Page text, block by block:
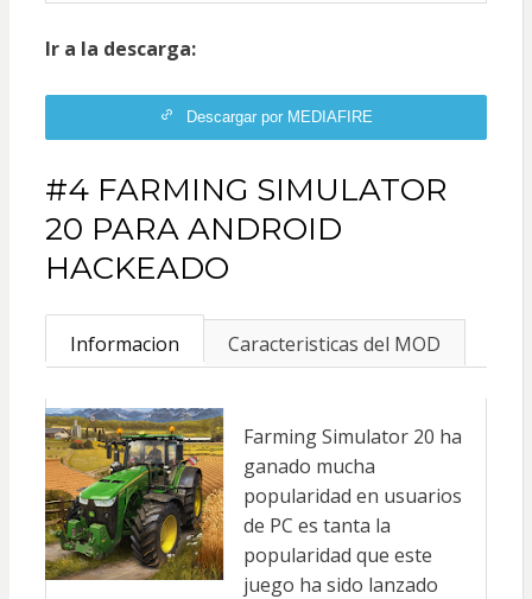
Ir a la descarga:
Descargar por MEDIAFIRE
#4 FARMING SIMULATOR
20 PARA ANDROID
HACKEADO
Informacion Caracteristicas del MOD
Farming Simulator 20 ha
ganado mucha
popularidad en usuarios
de PC es tanta la
popularidad que este
juego ha sido lanzado